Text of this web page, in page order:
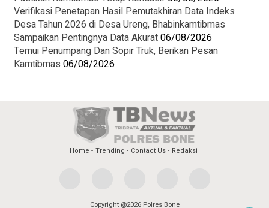
Verifikasi Penetapan Hasil Pemutakhiran Data Indeks
Desa Tahun 2026 di Desa Ureng, Bhabinkamtibmas
Sampaikan Pentingnya Data Akurat06/08/2026
Temui Penumpang Dan Sopir Truk, Berikan Pesan
Kamtibmas 06/08/2026
Home Trending Contact Us Redaksi
Copyright @2026 Polres Bone